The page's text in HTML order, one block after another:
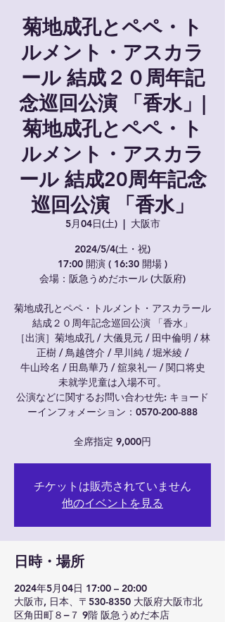
菊地成孔とペペ・ト
ルメント・アスカラ
ール 結成２０周年記
念巡回公演 「香水」|
菊地成孔とペペ・ト
ルメント・アスカラ
ール 結成20周年記念
巡回公演 「香水」
5月04日(土)
  |
大阪市
2024/5/4(土・祝)
17:00 開演 ( 16:30 開場 )
会場：阪急うめだホール (大阪府)
菊地成孔とペペ・トルメント・アスカラール
結成２０周年記念巡回公演 「香水」
［出演］菊地成孔 / 大儀見元 / 田中倫明 / 林
正樹 / 鳥越啓介 / 早川純 / 堀米綾 /
牛山玲名 / 田島華乃 / 舘泉礼一 / 関口将史
未就学児童は入場不可。
公演などに関するお問い合わせ先: キョード
ーインフォメーション：0570-200-888
チケットは販売されていません
他のイベントを見る
日時・場所
2024年5月04日 17:00 – 20:00
大阪市, 日本、〒530-8350 大阪府大阪市北
区角田町８−７ 9階 阪急うめだ本店